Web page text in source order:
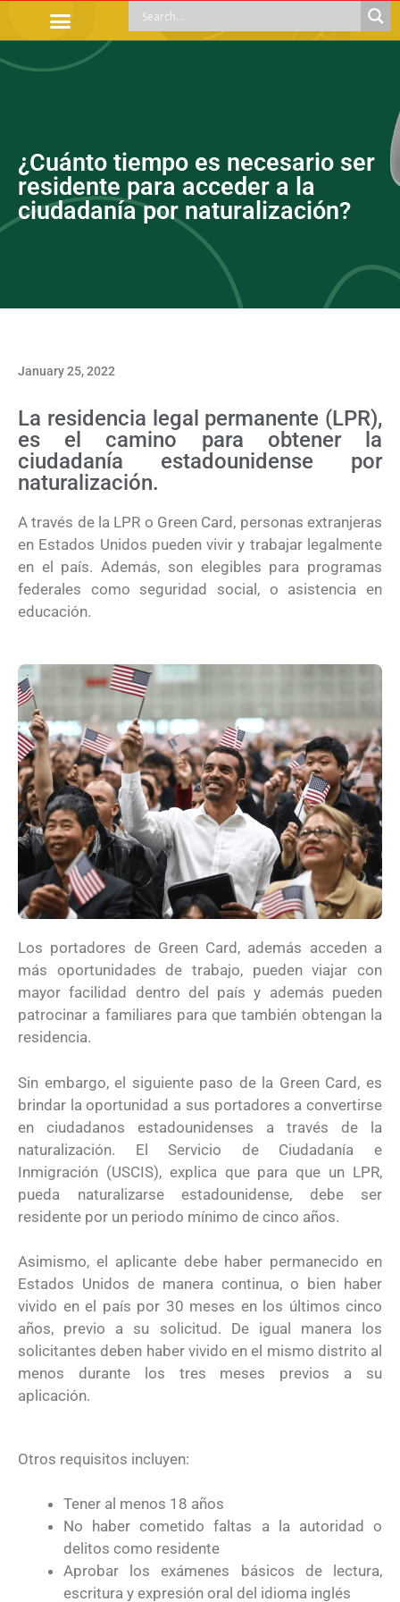
¿Cuánto tiempo es necesario ser
residente para acceder a la
ciudadanía por naturalización?
January 25, 2022
La residencia legal permanente (LPR),
es el camino para obtener la
ciudadanía estadounidense por
naturalización.
A través de la LPR o Green Card, personas extranjeras
en Estados Unidos pueden vivir y trabajar legalmente
en el país. Además, son elegibles para programas
federales como seguridad social, o asistencia en
educación.
Los portadores de Green Card, además acceden a
más oportunidades de trabajo, pueden viajar con
mayor facilidad dentro del país y además pueden
patrocinar a familiares para que también obtengan la
residencia.
Sin embargo, el siguiente paso de la Green Card, es
brindar la oportunidad a sus portadores a convertirse
en ciudadanos estadounidenses a través de la
naturalización. El Servicio de Ciudadanía e
Inmigración (USCIS), explica que para que un LPR,
pueda naturalizarse estadounidense, debe ser
residente por un periodo mínimo de cinco años.
Asimismo, el aplicante debe haber permanecido en
Estados Unidos de manera continua, o bien haber
vivido en el país por 30 meses en los últimos cinco
años, previo a su solicitud. De igual manera los
solicitantes deben haber vivido en el mismo distrito al
menos durante los tres meses previos a su
aplicación.
Otros requisitos incluyen:
Tener al menos 18 años
No haber cometido faltas a la autoridad o
delitos como residente
Aprobar los exámenes básicos de lectura,
escritura y expresión oral del idioma inglés